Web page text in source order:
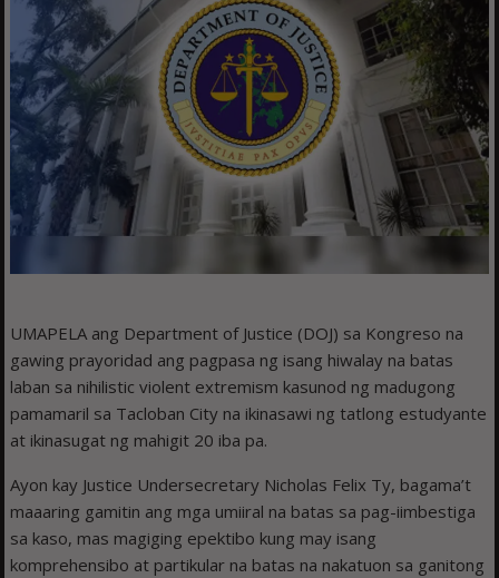
UMAPELA ang Department of Justice (DOJ) sa Kongreso na
gawing prayoridad ang pagpasa ng isang hiwalay na batas
laban sa nihilistic violent extremism kasunod ng madugong
pamamaril sa Tacloban City na ikinasawi ng tatlong estudyante
at ikinasugat ng mahigit 20 iba pa.
Ayon kay Justice Undersecretary Nicholas Felix Ty, bagama’t
maaaring gamitin ang mga umiiral na batas sa pag-iimbestiga
sa kaso, mas magiging epektibo kung may isang
komprehensibo at partikular na batas na nakatuon sa ganitong